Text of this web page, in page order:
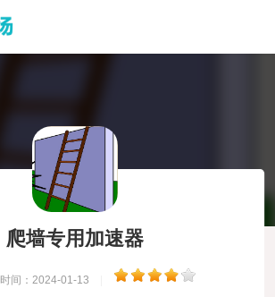
爬墙专用加速器
时间：2024-01-13